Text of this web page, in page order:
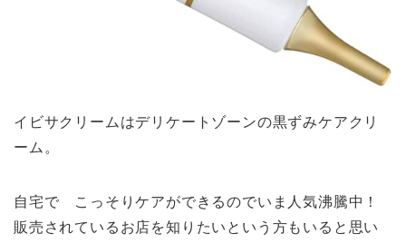
イビサクリームはデリケートゾーンの黒ずみケアクリ
ーム。
自宅で こっそりケアができるのでいま人気沸騰中！
販売されているお店を知りたいという方もいると思い